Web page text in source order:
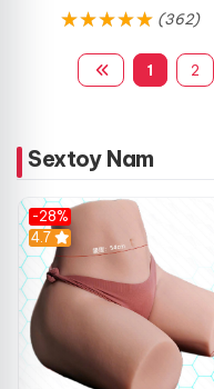
(362)
1 2
Sextoy Nam
-28%
4.7